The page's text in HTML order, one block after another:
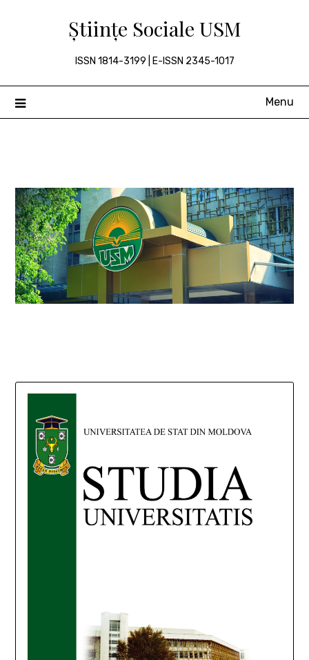
Științe Sociale USM
ISSN 1814-3199 | E-ISSN 2345-1017
Menu